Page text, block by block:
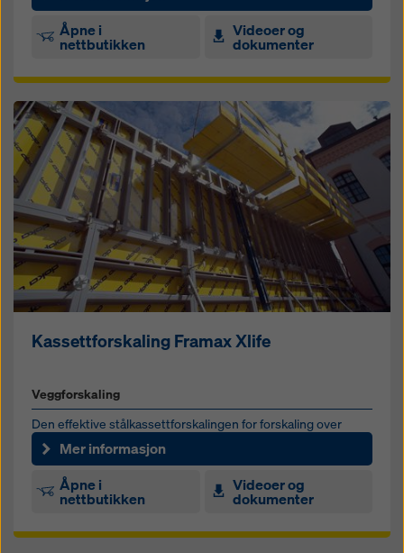
Åpne i
nettbutikken
Videoer og
dokumenter
Kassettforskaling Framax Xlife
Veggforskaling
Den effektive stålkassettforskalingen for forskaling over
store flater med kran
Mer informasjon
Åpne i
nettbutikken
Videoer og
dokumenter